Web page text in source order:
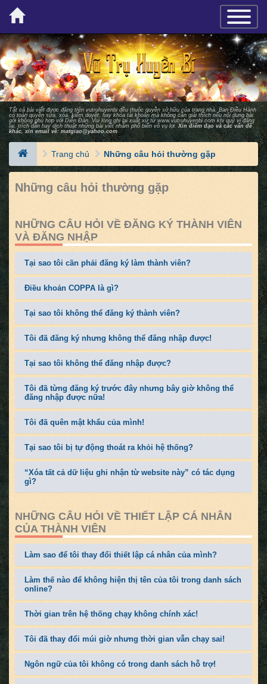
×
Tất cả bài viết được đăng trên vutruhuyenbi đều thuộc quyền sở hữu của trang nhà. Ban Ðiều Hành
có toàn quyền sửa, xóa, kiểm duyệt, hay khóa tài khoản mà không cần giải thích nếu nội dung bài
gởi không phù hợp với Diễn Ðàn. Vui lòng ghi lại xuất xứ từwww.vutruhuyenbi.comkhi quý vị đăng
lại, trích dẫn hay dịch thuật những bài viết nhằm phổ biến vô vụ lợi. Xin điểm đạo và các vấn đề
khác, xin email về: matgiao@yahoo.com
Trang chủ Những câu hỏi thường gặp
Những câu hỏi thường gặp
NHỮNG CÂU HỎI VỀ ĐĂNG KÝ THÀNH VIÊN
VÀ ĐĂNG NHẬP
Tại sao tôi cần phải đăng ký làm thành viên?
Điều khoản COPPA là gì?
Tại sao tôi không thể đăng ký thành viên?
Tôi đã đăng ký nhưng không thể đăng nhập được!
Tại sao tôi không thể đăng nhập được?
Tôi đã từng đăng ký trước đây nhưng bây giờ không thể
đăng nhập được nữa!
Tôi đã quên mật khẩu của mình!
Tại sao tôi bị tự động thoát ra khỏi hệ thống?
“Xóa tất cả dữ liệu ghi nhận từ website này” có tác dụng
gì?
NHỮNG CÂU HỎI VỀ THIẾT LẬP CÁ NHÂN
CỦA THÀNH VIÊN
Làm sao để tôi thay đổi thiết lập cá nhân của mình?
Làm thế nào để không hiện thị tên của tôi trong danh sách
online?
Thời gian trên hệ thống chạy không chính xác!
Tôi đã thay đổi múi giờ nhưng thời gian vẫn chạy sai!
Ngôn ngữ của tôi không có trong danh sách hỗ trợ!